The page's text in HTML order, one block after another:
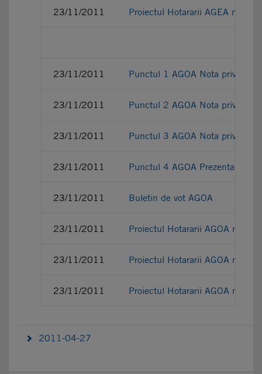
23/11/2011 Proiectul Hotararii AGEA nr. 2/
23/11/2011 Punctul 1 AGOA Nota privind
23/11/2011 Punctul 2 AGOA Nota privind
23/11/2011 Punctul 3 AGOA Nota privind
23/11/2011 Punctul 4 AGOA Prezentarea
23/11/2011 Buletin de vot AGOA
23/11/2011 Proiectul Hotararii AGOA nr. 7/
23/11/2011 Proiectul Hotararii AGOA nr. 8/
23/11/2011 Proiectul Hotararii AGOA nr. 9/
2011-04-27